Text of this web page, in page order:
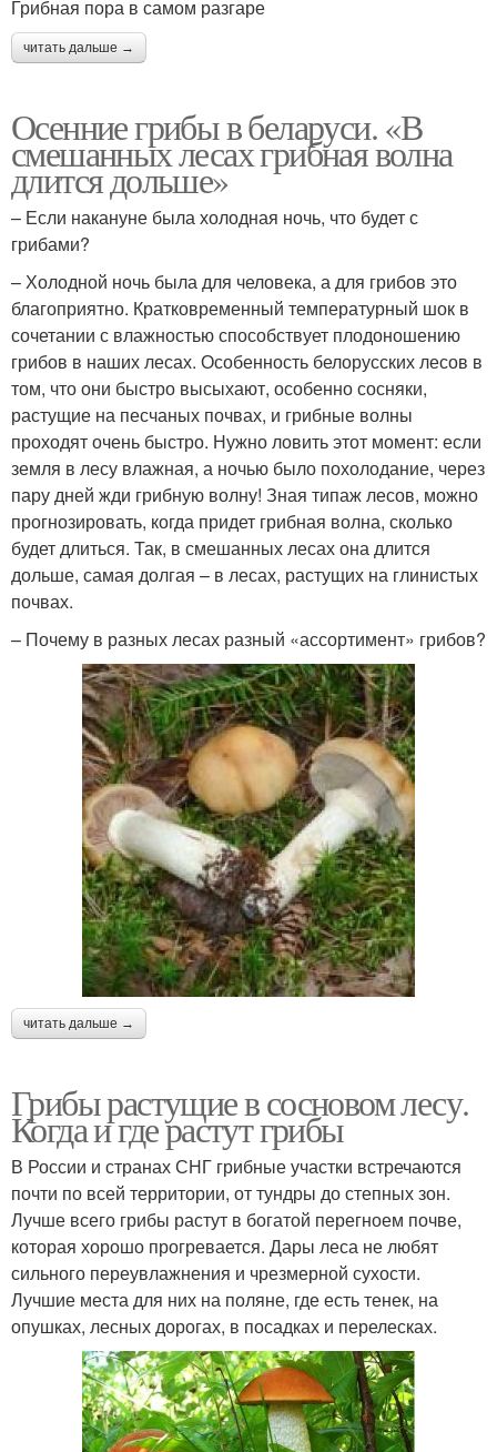
Грибная пора в самом разгаре
читать дальше →
Осенние грибы в беларуси. «В
смешанных лесах грибная волна
длится дольше»
– Если накануне была холодная ночь, что будет с
грибами?
– Холодной ночь была для человека, а для грибов это
благоприятно. Кратковременный температурный шок в
сочетании с влажностью способствует плодоношению
грибов в наших лесах. Особенность белорусских лесов в
том, что они быстро высыхают, особенно сосняки,
растущие на песчаных почвах, и грибные волны
проходят очень быстро. Нужно ловить этот момент: если
земля в лесу влажная, а ночью было похолодание, через
пару дней жди грибную волну! Зная типаж лесов, можно
прогнозировать, когда придет грибная волна, сколько
будет длиться. Так, в смешанных лесах она длится
дольше, самая долгая – в лесах, растущих на глинистых
почвах.
– Почему в разных лесах разный «ассортимент» грибов?
читать дальше →
Грибы растущие в сосновом лесу.
Когда и где растут грибы
В России и странах СНГ грибные участки встречаются
почти по всей территории, от тундры до степных зон.
Лучше всего грибы растут в богатой перегноем почве,
которая хорошо прогревается. Дары леса не любят
сильного переувлажнения и чрезмерной сухости.
Лучшие места для них на поляне, где есть тенек, на
опушках, лесных дорогах, в посадках и перелесках.